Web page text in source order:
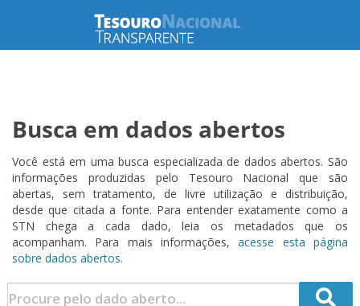
Busca em dados abertos
Você está em uma busca especializada de dados abertos. São
informações produzidas pelo Tesouro Nacional que são
abertas, sem tratamento, de livre utilização e distribuição,
desde que citada a fonte. Para entender exatamente como a
STN chega a cada dado, leia os metadados que os
acompanham. Para mais informações,acesse esta página
sobre dados abertos.